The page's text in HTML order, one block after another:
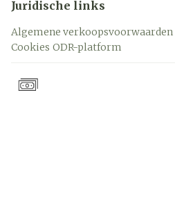
Juridische links
Algemene verkoopsvoorwaarden
Cookies ODR-platform